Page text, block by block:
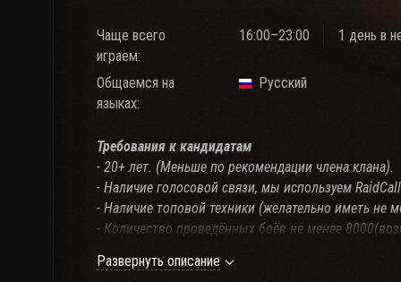
Чаще всего
играем:
16:00–23:00 1 день в
Общаемся на
языках:
Русский
Требования к кандидатам
- 20+ лет. (Меньше по рекомендации члена клана).
- Наличие голосовой связи, мы используем
- Наличие топовой техники (желательно иметь не
- Количество проведённых боёв не менее
- Адекватность.
Развернуть описание